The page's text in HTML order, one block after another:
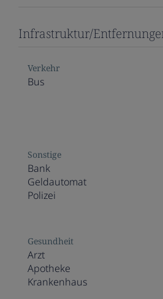
Infrastruktur/
Verkehr
Bus
Sonstige
Bank
Geldautomat
Polizei
Gesundheit
Arzt
Apotheke
Krankenhaus